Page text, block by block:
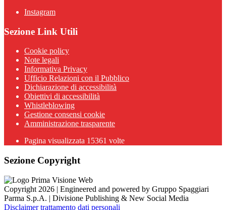
Instagram
Sezione Link Utili
Cookie policy
Note legali
Informativa Privacy
Ufficio Relazioni con il Pubblico
Dichiarazione di accessibilità
Obiettivi di accessibilità
Whistleblowing
Gestione consensi cookie
Amministrazione trasparente
Pagina visualizzata 15361 volte
Sezione Copyright
Copyright 2026 | Engineered and powered by Gruppo Spaggiari
Parma S.p.A. | Divisione Publishing & New Social Media
Disclaimer trattamento dati personali